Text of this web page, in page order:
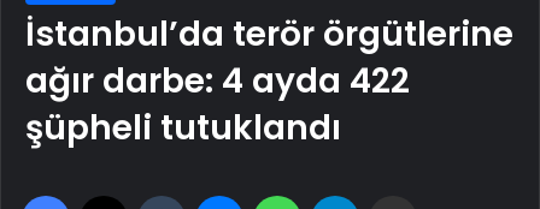
İstanbul’da terör örgütlerine
ağır darbe: 4 ayda 422
şüpheli tutuklandı
Facebook Tumblr MessengerWhatsApp